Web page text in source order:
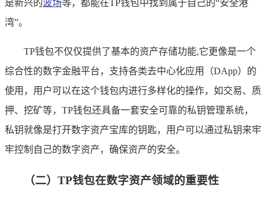
是新兴的波场等，都能在TP钱包中找到属于自己的“安全港
湾”。
TP钱包不仅仅提供了基本的资产存储功能,它更像是一个
综合性的数字金融平台，支持各类去中心化应用（DApp）的
使用，用户可以在这个钱包内进行多样化的操作，如交易、质
押、挖矿等，TP钱包还具备一套安全可靠的私钥管理系统，
私钥就像是打开数字资产宝库的钥匙，用户可以通过私钥来牢
牢控制自己的数字资产，确保资产的安全。
（二）TP钱包在数字资产领域的重要性